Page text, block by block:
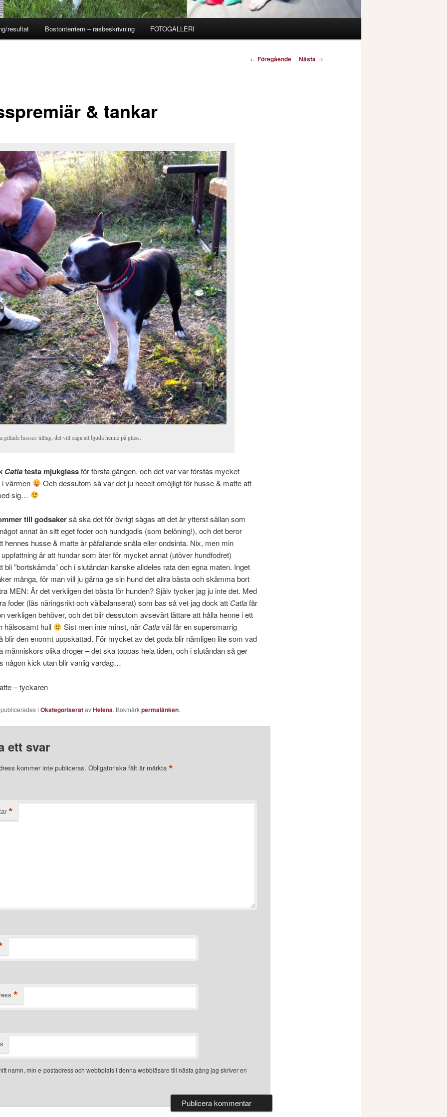
resultat Bostonterriern – rasbeskrivning FOTOGALLERI
Inläggsnavigering
← Föregående Nästa →
& tankar
gillade husses tilltag, det vill säga att bjuda henne på glass.
Catlatesta mjukglassför första gången, och det var var förstås mycket
värmen
Och dessutom så var det ju heeelt omöjligt för husse & matte att
sig…
till godsakerså ska det för övrigt sägas att det är ytterst sällan som
annat än sitt eget foder och hundgodis (som belöning!), och det beror
hennes husse & matte är påfallande snåla eller ondsinta. Nix, men min
är att hundar som äter för mycket annat (utöver hundfodret)
bli ”bortskämda” och i slutändan kanske alldeles rata den egna maten. Inget
många, för man vill ju gärna ge sin hund det allra bästa och skämma bort
MEN: Är det verkligen det bästa för hunden? Själv tycker jag ju inte det. Med
foder (läs näringsrikt och välbalanserat) som bas så vet jag dock att Catlafår
verkligen behöver, och det blir dessutom avsevärt lättare att hålla henne i ett
hälsosamt hull
Sist men inte minst, när Catlaväl får en supersmarrig
blir den enormt uppskattad. För mycket av det goda blir nämligen lite som vad
människors olika droger – det ska toppas hela tiden, och i slutändan så ger
någon kick utan blir vanlig vardag…
– tyckaren
i OkategoriseratavHelena. Bokmärkpermalänken.
ett svar
kommer inte publiceras. Obligatoriska fält är märkta *
*
*
namn, min e-postadress och webbplats i denna webbläsare till nästa gång jag skriver en